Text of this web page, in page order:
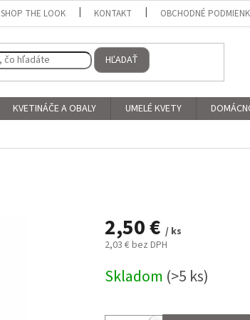
SHOP THE LOOK KONTAKT OBCHODNÉ
HĽADAŤ
KVETINÁČE A OBALY UMELÉ KVETY
2,50 € / ks
2,03 € bez DPH
cena:
Skladom (>5 ks)